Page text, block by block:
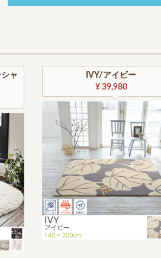
ャ
IVY/アイビー
¥ 39,980